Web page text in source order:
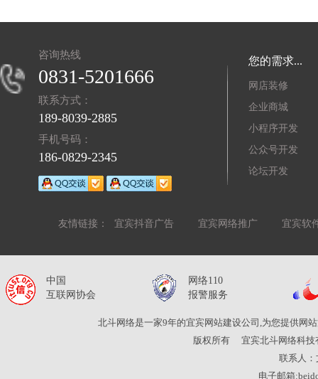
咨询热线
0831-5201666
联系方式：
189-8039-2885
手机号码：
186-0829-2345
您的需求...
网店装修
企业商城
小程序开发
公众号开发
论坛开发
友情链接： 宜宾抖音广告 宜宾网络推广 宜宾软
中国
互联网协会
网络110
报警服务
北斗网络是一家9年的宜宾网站建设公司,为您提供网
版权所有
宜宾北斗网络科技
联系人：
电子邮箱